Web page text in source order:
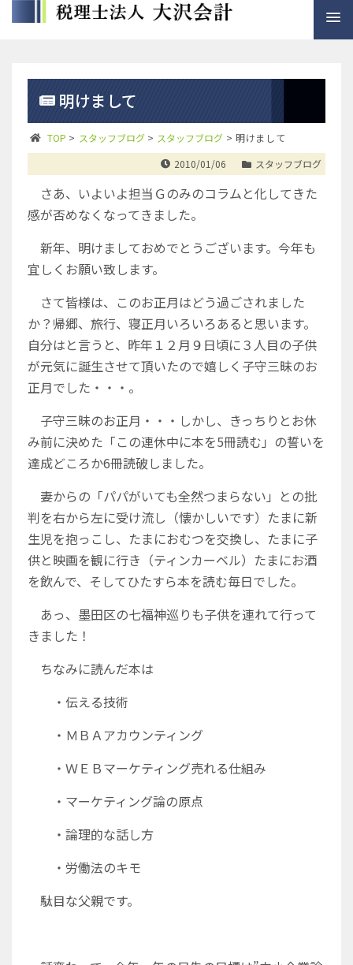
明けまして
TOP > スタッフブログ> スタッフブログ >明けまして
2010/01/06
スタッフブログ
さあ、いよいよ担当Ｇのみのコラムと化してきた
感が否めなくなってきました。
新年、明けましておめでとうございます。今年も
宜しくお願い致します。
さて皆様は、このお正月はどう過ごされました
か？帰郷、旅行、寝正月いろいろあると思います。
自分はと言うと、昨年１２月９日頃に３人目の子供
が元気に誕生させて頂いたので嬉しく子守三昧のお
正月でした・・・。
子守三昧のお正月・・・しかし、きっちりとお休
み前に決めた「この連休中に本を5冊読む」の誓いを
達成どころか6冊読破しました。
妻からの「パパがいても全然つまらない」との批
判を右から左に受け流し（懐かしいです）たまに新
生児を抱っこし、たまにおむつを交換し、たまに子
供と映画を観に行き（ティンカーベル）たまにお酒
を飲んで、そしてひたすら本を読む毎日でした。
あっ、墨田区の七福神巡りも子供を連れて行って
きました！
ちなみに読んだ本は
・伝える技術
・ＭＢＡアカウンティング
・ＷＥＢマーケティング売れる仕組み
・マーケティング論の原点
・論理的な話し方
・労働法のキモ
駄目な父親です。